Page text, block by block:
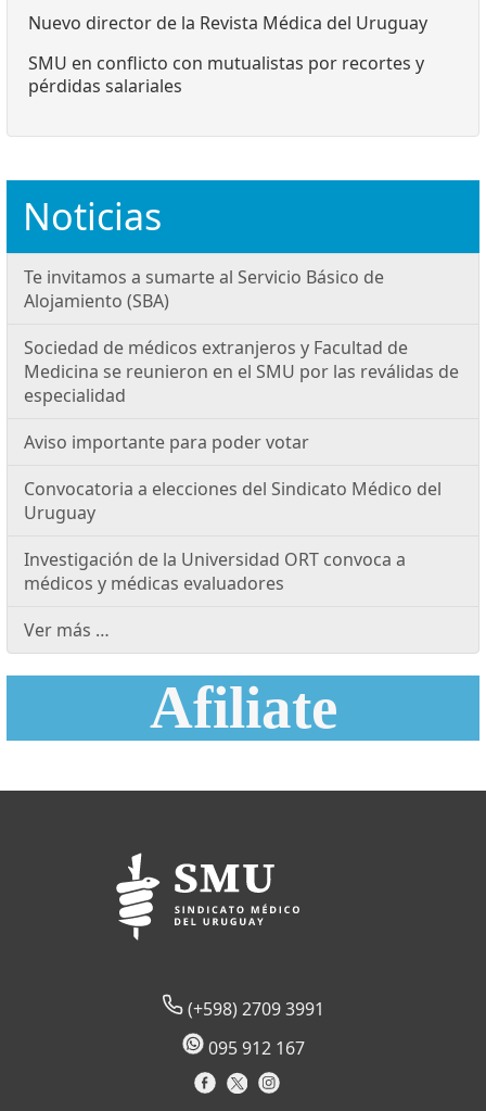
Nuevo director de la Revista Médica del Uruguay
SMU en conflicto con mutualistas por recortes y
pérdidas salariales
Noticias
Te invitamos a sumarte al Servicio Básico de
Alojamiento (SBA)
Sociedad de médicos extranjeros y Facultad de
Medicina se reunieron en el SMU por las reválidas de
especialidad
Aviso importante para poder votar
Convocatoria a elecciones del Sindicato Médico del
Uruguay
Investigación de la Universidad ORT convoca a
médicos y médicas evaluadores
Ver más …
Afiliate
(+598) 2709 3991
095 912 167